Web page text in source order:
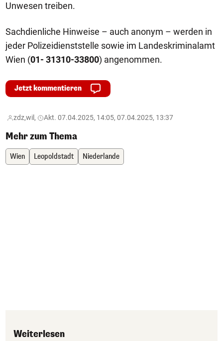
Unwesen treiben.
Sachdienliche Hinweise – auch anonym – werden in
jeder Polizeidienststelle sowie im Landeskriminalamt
Wien (01- 31310-33800) angenommen.
Jetzt kommentieren
zdz,wil, Akt. 07.04.2025, 14:05, 07.04.2025, 13:37
Mehr zum Thema
Wien Leopoldstadt Niederlande
Weiterlesen